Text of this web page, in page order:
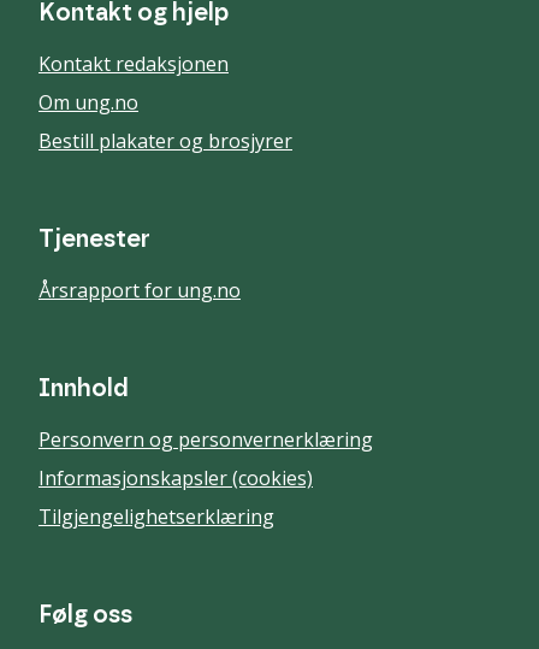
Kontakt og hjelp
Kontakt redaksjonen
Om ung.no
Bestill plakater og brosjyrer
Tjenester
Årsrapport for ung.no
Innhold
Personvern og personvernerklæring
Informasjonskapsler (cookies)
Tilgjengelighetserklæring
Følg oss